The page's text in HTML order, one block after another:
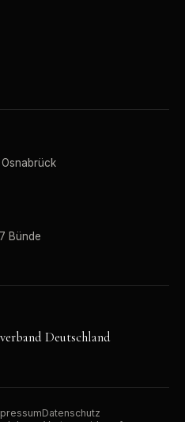
Osnabrück
Bünde
Deutschland
Datenschutz